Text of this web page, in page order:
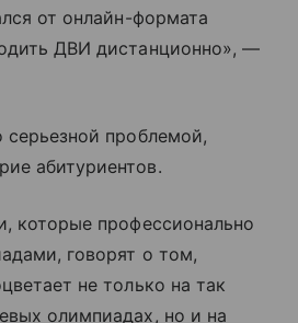
от онлайн-формата
ДВИ дистанционно», —
серьезной проблемой,
абитуриентов.
которые профессионально
говорят о том,
не только на так
олимпиадах, но и на